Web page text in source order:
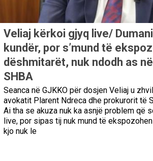
Veliaj kërkoi gjyq live/
kundër, por s’mund të
dëshmitarët, nuk ndodh as
SHBA
Seanca në GJKKO për dosjen Veliaj u
avokatit Plarent Ndreca dhe prokurorit të
Ai tha se akuza nuk ka asnjë problem që
live, por sipas tij nuk mund të
kjo nuk le